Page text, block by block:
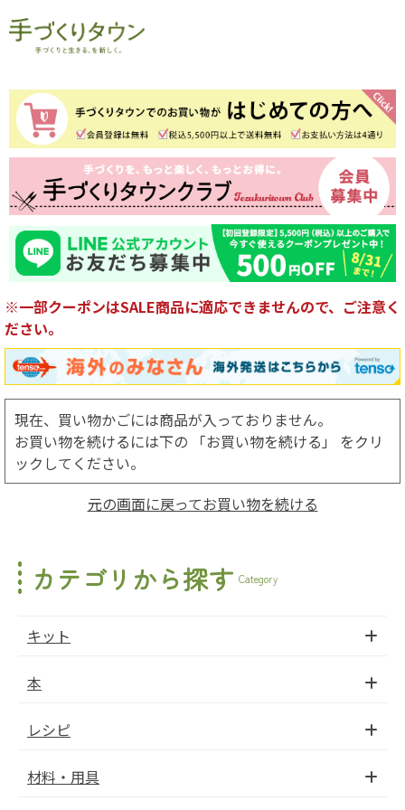
※一部クーポンはSALE商品に適応できませんので、ご注意く
ださい。
現在、買い物かごには商品が入っておりません。
お買い物を続けるには下の 「お買い物を続ける」 をクリ
ックしてください。
元の画面に戻ってお買い物を続ける
カテゴリから探す Category
キット
本
レシピ
材料・用具